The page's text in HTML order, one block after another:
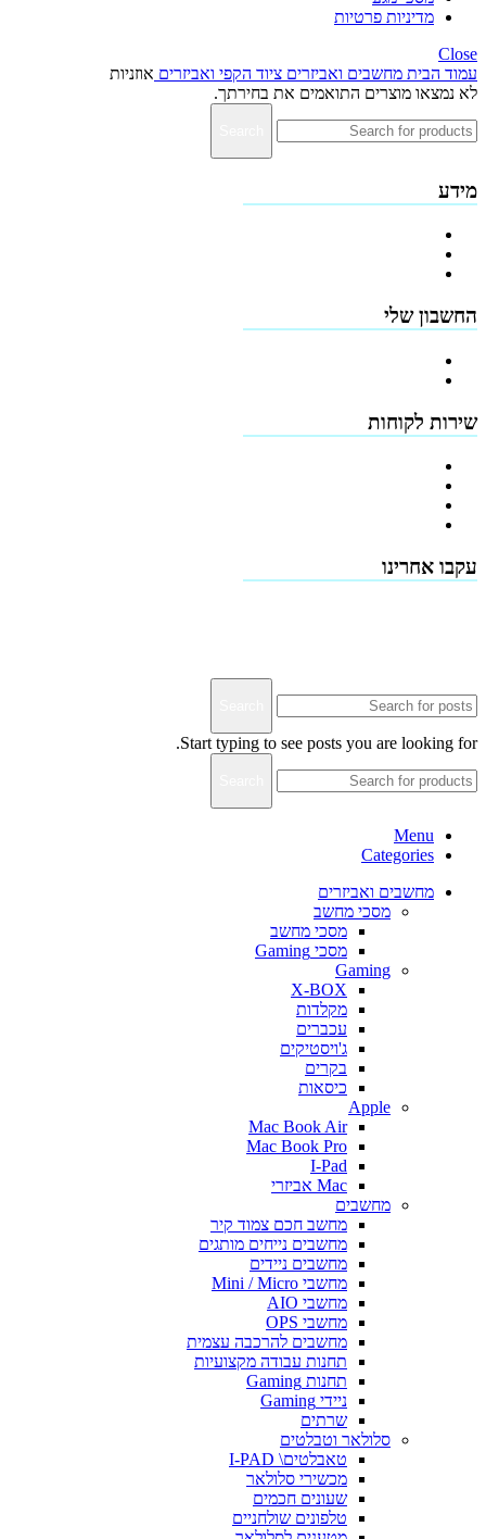
מדיניות פרטיות
Close
עמוד הבית מחשבים ואביזרים ציוד הקפי ואביזרים אוזניות
לא נמצאו מוצרים התואמים את בחירתך.
מידע
החשבון שלי
שירות לקוחות
עקבו אחרינו
Start typing to see posts you are looking for.
Menu
Categories
מחשבים ואביזרים
מסכי מחשב
מסכי מחשב
מסכי Gaming
Gaming
X-BOX
מקלדות
עכברים
ג'ויסטיקים
בקרים
כיסאות
Apple
Mac Book Air
Mac Book Pro
I-Pad
Mac אביזרי
מחשבים
מחשב חכם צמוד קיר
מחשבים נייחים מותגים
מחשבים ניידים
מחשבי Mini / Micro
מחשבי AIO
מחשבי OPS
מחשבים להרכבה עצמית
תחנות עבודה מקצועיות
תחנות Gaming
ניידי Gaming
שרתים
סלולאר וטבלטים
טאבלטים\ I-PAD
מכשירי סלולאר
שעונים חכמים
טלפונים שולחניים